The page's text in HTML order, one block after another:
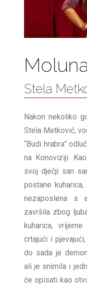
Stela
Nakon nekoliko
Stela Metković,
“Budi hrabra”
na Konoviziji.
svoj dječji san
postane
nezaposlena s
završila zbog
kuharica,
crtajući i
do sada je
ali je snimila i
će opisati kao